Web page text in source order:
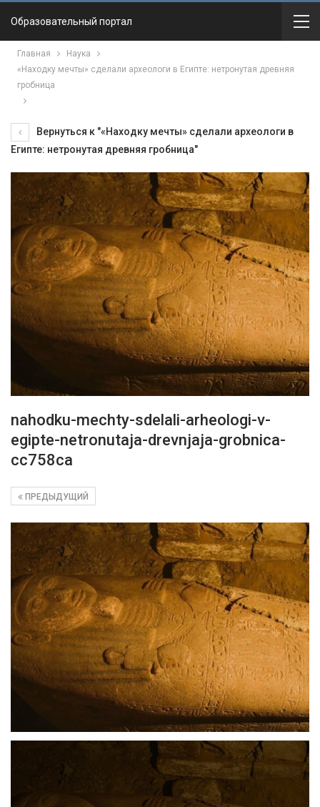
Образовательный портал
Главная
Наука
«Находку мечты» сделали археологи в Египте: нетронутая древняя
гробница
Вернуться к "«Находку мечты» сделали археологи в
Египте: нетронутая древняя гробница"
nahodku-mechty-sdelali-arheologi-v-
egipte-netronutaja-drevnjaja-grobnica-
cc758ca
ПРЕДЫДУЩИЙ